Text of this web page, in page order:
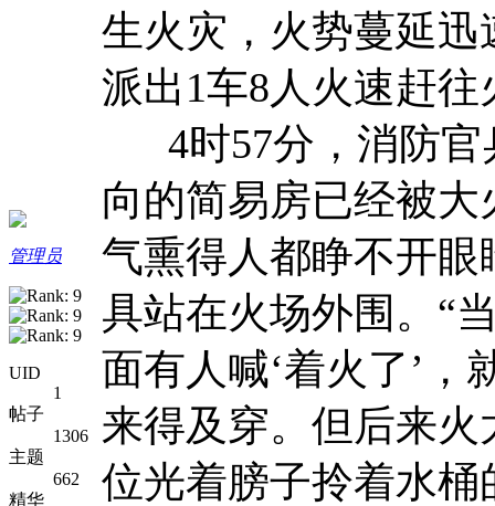
管理员
UID
1
帖子
1306
主题
662
精华
生火灾，火势蔓延
派出1车8人火速赶往
4时57分，消防官
向的简易房已经被
气熏得人都睁不开
具站在火场外围。“
面有人喊‘着火了’，
来得及穿。但后来
位光着膀子拎着水桶